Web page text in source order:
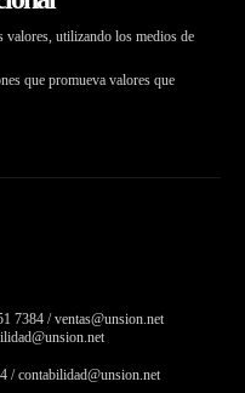
valores, utilizando los medios de
que promueva valores que
7384 / ventas@unsion.net
contabilidad@unsion.net